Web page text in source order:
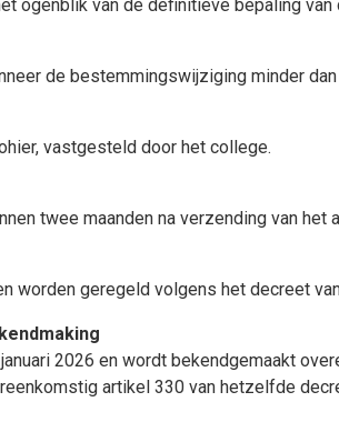
ogenblik van de definitieve bepaling van
de bestemmingswijziging minder
vastgesteld door het college.
twee maanden na verzending van het
worden geregeld volgens het decreet
2026 en wordt bekendgemaakt
artikel 330 van hetzelfde